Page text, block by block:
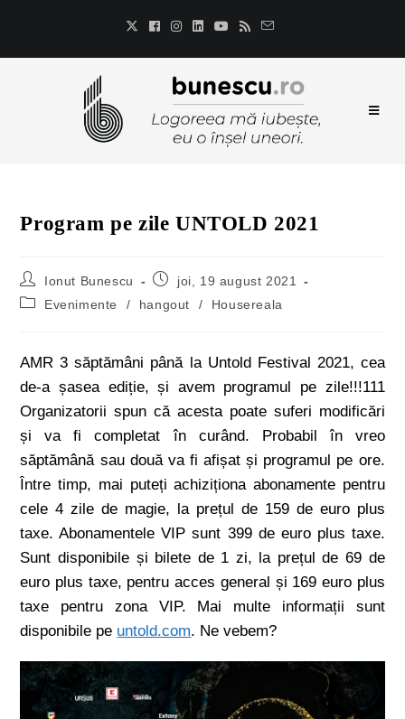
Program pe zile UNTOLD 2021
Ionut Bunescu
joi, 19 august 2021
Evenimente
/ hangout / Housereala
AMR 3 săptămâni până la Untold Festival 2021, cea
de-a șasea ediție, și avem programul pe zile!!!111
Organizatorii spun că acesta poate suferi modificări
și va fi completat în curând. Probabil în vreo
săptămână sau două va fi afișat și programul pe ore.
Între timp, mai puteți achiziționa abonamente pentru
cele 4 zile de magie, la prețul de 159 de euro plus
taxe. Abonamentele VIP sunt 399 de euro plus taxe.
Sunt disponibile și bilete de 1 zi, la prețul de 69 de
euro plus taxe, pentru acces general și 169 euro plus
taxe pentru zona VIP. Mai multe informații sunt
disponibile pe untold.com. Ne vebem?